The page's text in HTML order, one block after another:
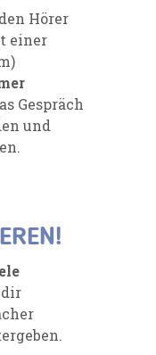
Hörer
einer
Gespräch
und
dir